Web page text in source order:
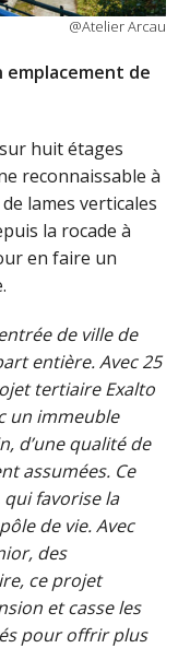
@Atelier Arcau
de
huit étages
reconnaissable à
lames verticales
la rocade à
en faire un
de ville de
entière. Avec 25
tertiaire Exalto
un immeuble
d’une qualité de
assumées. Ce
favorise la
de vie. Avec
des
ce projet
et casse les
pour offrir plus